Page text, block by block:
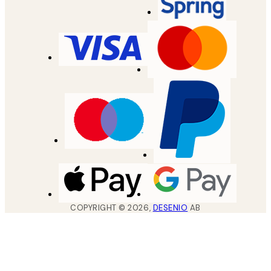
COPYRIGHT ©2026, DESENIO AB